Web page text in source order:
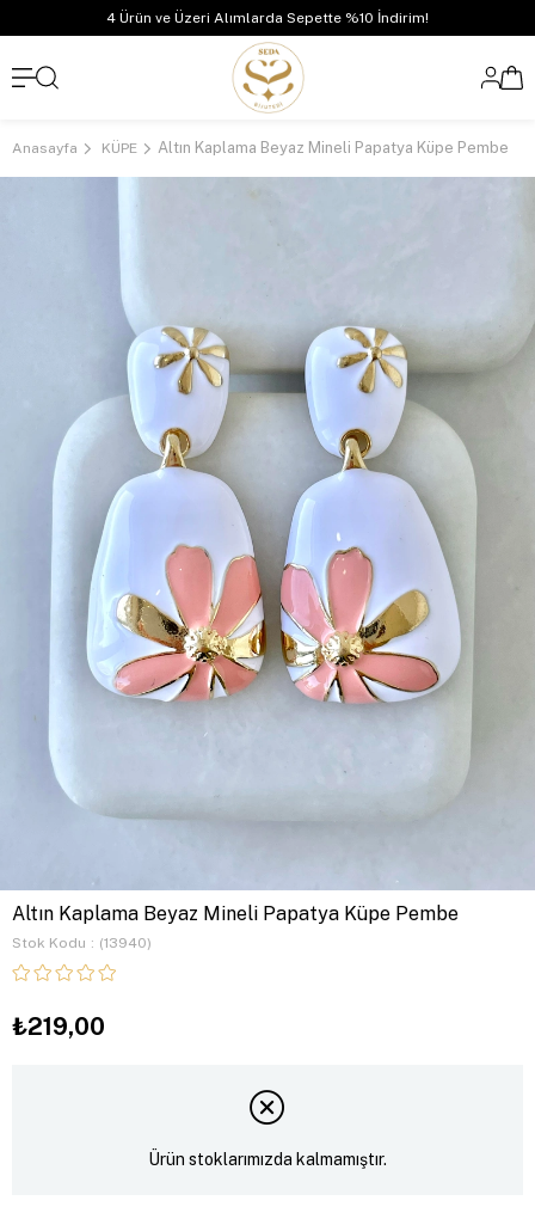
4 Ürün ve Üzeri Alımlarda Sepette %10 İndirim!
Anasayfa KÜPE Altın Kaplama Beyaz Mineli Papatya Küpe Pembe
Altın Kaplama Beyaz Mineli Papatya Küpe Pembe
Stok Kodu (13940)
₺219,00
Ürün stoklarımızda kalmamıştır.